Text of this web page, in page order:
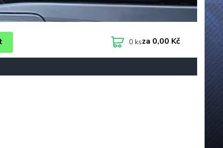
0ksza 0,00 Kč